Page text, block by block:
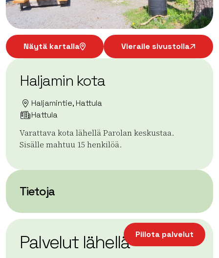
Näytä kartalla Vieraile sivustolla
Haljamin kota
Haljamintie, Hattula
Hattula
Varattava kota lähellä Parolan keskustaa.
Sisälle mahtuu 15 henkilöä.
Tietoja
−
Leaflet| ©OpenStreetMap
Piilota palvelut
Palvelut lähellä